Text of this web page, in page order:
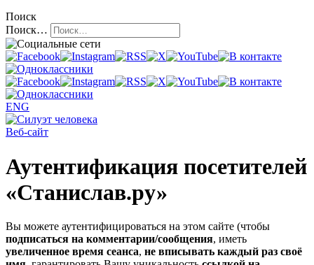
Поиск
Поиск…
ENG
Веб-сайт
Аутентификация посетителей
«Станислав.ру»
Вы можете аутентифицироваться на этом сайте (чтобы
подписаться на комментарии/сообщения, иметь
увеличенное время сеанса, не вписывать каждый раз своё